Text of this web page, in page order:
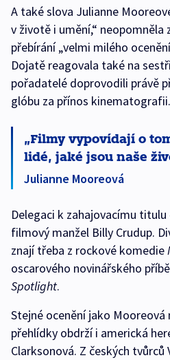
A také slova Julianne
v životě i umění,“
přebírání „velmi milého
Dojatě reagovala také na
pořadatelé doprovodili právě
glóbu za přínos kinematografii.
Filmy vypovídají o
lidé, jaké jsou naše
Julianne Mooreová
Delegaci k zahajovacímu
filmový manžel Billy Crudup.
znají třeba z rockové komedie
oscarového novinářského
Spotlight.
Stejné ocenění jako Mooreová
přehlídky obdrží i americká
Clarksonová. Z českých tvůrců